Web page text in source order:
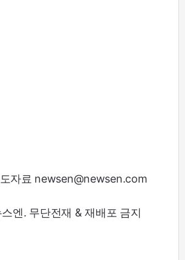
자료 newsen@newsen.com
엔. 무단전재 & 재배포 금지